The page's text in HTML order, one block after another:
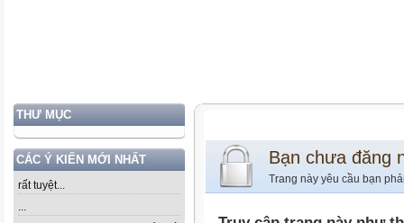
THƯ MỤC
CÁC Ý KIẾN MỚI NHẤT
rất tuyệt...
...
Bạn chưa đăng
Trang này yêu cầu bạn